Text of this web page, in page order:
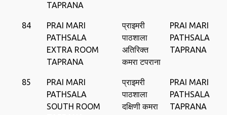
TAPRANA
84
PRAI MARI
PATHSALA
EXTRA ROOM
TAPRANA
प्राइमरी
पाठशाला
अतिरिक्त
कमरा टपराना
PRAI MARI
PATHSALA
TAPRANA
85
PRAI MARI
PATHSALA
SOUTH ROOM
प्राइमरी
पाठशाला
दक्षिणी कमरा
PRAI MARI
PATHSALA
TAPRANA